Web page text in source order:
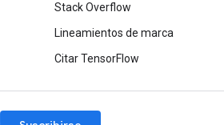
Stack Overflow
Lineamientos de marca
Citar TensorFlow